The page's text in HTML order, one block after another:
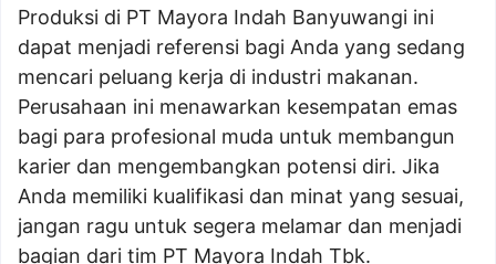
Produksi di PT Mayora Indah Banyuwangi ini
dapat menjadi referensi bagi Anda yang sedang
mencari peluang kerja di industri makanan.
Perusahaan ini menawarkan kesempatan emas
bagi para profesional muda untuk membangun
karier dan mengembangkan potensi diri. Jika
Anda memiliki kualifikasi dan minat yang sesuai,
jangan ragu untuk segera melamar dan menjadi
bagian dari tim PT Mayora Indah Tbk.